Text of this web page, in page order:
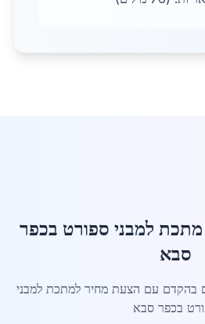
מתכת למבני ספורט בכפר
סבא
בהקדם עם הצעת מחיר למתכת למבני
בכפר סבא